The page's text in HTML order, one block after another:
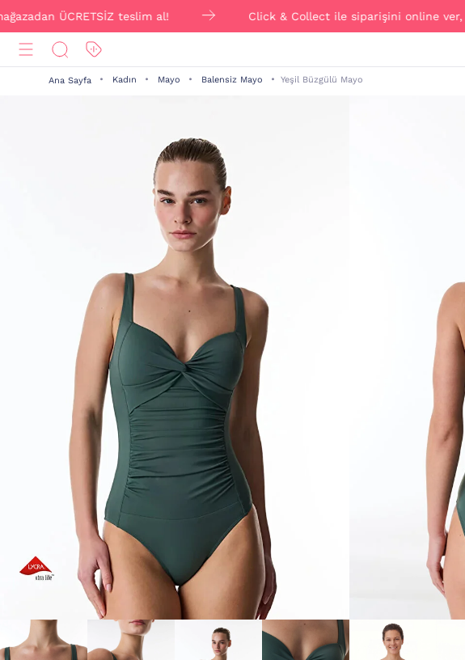
ÜCRETSİZ teslim al! Click & Collect ile siparişini online ver,
Ana Sayfa Kadın Mayo Balensiz Mayo Yeşil Büzgülü Mayo